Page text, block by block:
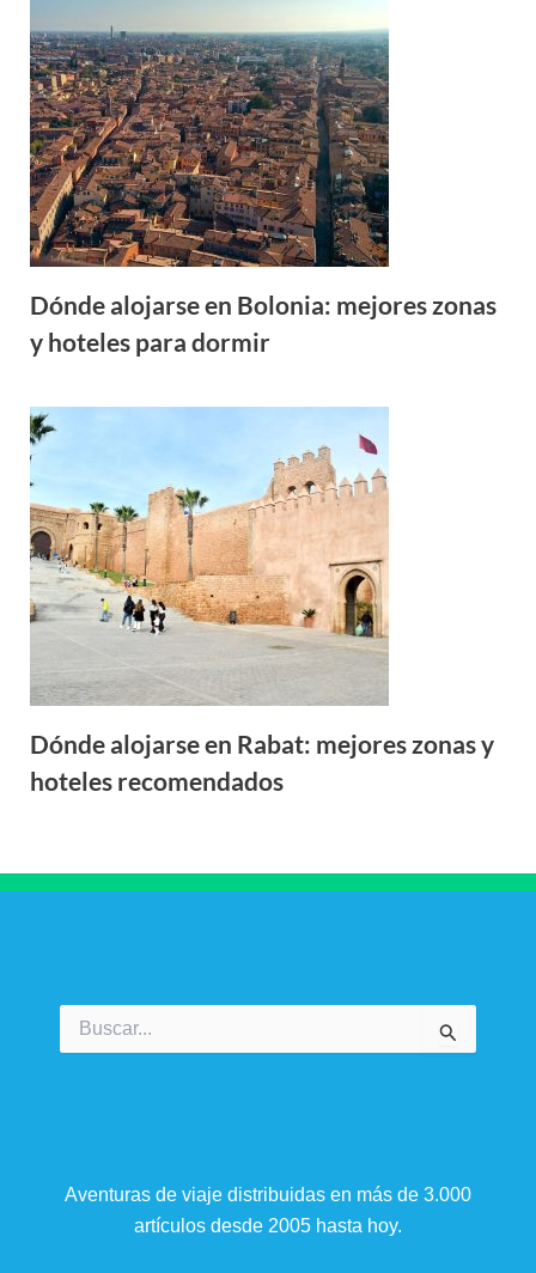
Dónde alojarse en Bolonia: mejores zonas
y hoteles para dormir
Dónde alojarse en Rabat: mejores zonas y
hoteles recomendados
Buscar
por:
Aventuras de viaje distribuidas en más de 3.000
artículos desde 2005 hasta hoy.